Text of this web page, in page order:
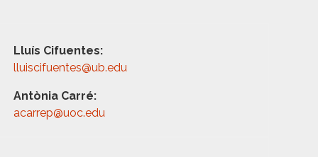
Lluís Cifuentes:
lluiscifuentes@ub.edu
Antònia Carré:
acarrep@uoc.edu